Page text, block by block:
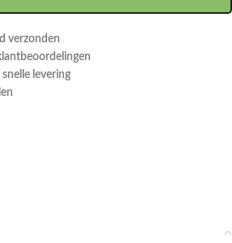
verzonden
levering